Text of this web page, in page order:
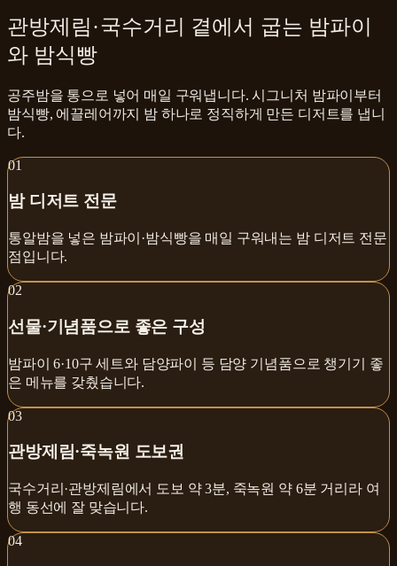
관방제림·국수거리 곁에서 굽는 밤파이
와 밤식빵
공주밤을 통으로 넣어 매일 구워냅니다. 시그니처 밤파이부터
밤식빵, 에끌레어까지 밤 하나로 정직하게 만든 디저트를 냅니
다.
01
밤 디저트 전문
통알밤을 넣은 밤파이·밤식빵을 매일 구워내는 밤 디저트 전문
점입니다.
02
선물·기념품으로 좋은 구성
밤파이 6·10구 세트와 담양파이 등 담양 기념품으로 챙기기 좋
은 메뉴를 갖췄습니다.
03
관방제림·죽녹원 도보권
국수거리·관방제림에서 도보 약 3분, 죽녹원 약 6분 거리라 여
행 동선에 잘 맞습니다.
04